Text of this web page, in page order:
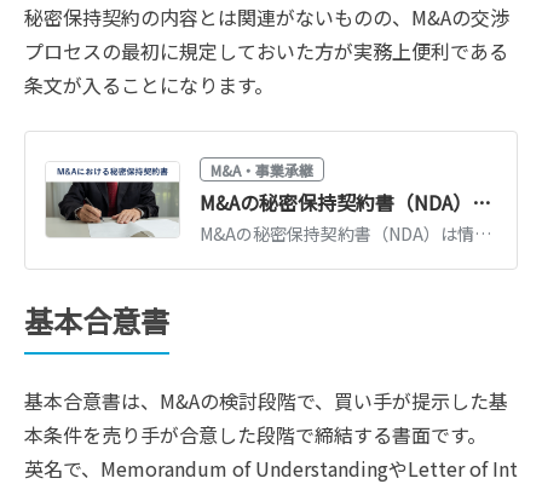
秘密保持契約の内容とは関連がないものの、M&Aの交渉
プロセスの最初に規定しておいた方が実務上便利である
条文が入ることになります。
M&A・事業承継
M&Aの秘密保持契約書（NDA）とは？ひな型・記載事項・注意点を解説
M&Aの秘密保持契約書（NDA）は情報漏えいを防ぐ最初の契約です。記載すべき条項（秘密情報の範囲・目的外使用の禁止・有効期間）、ひな型、締結時の注意点を解説します。
基本合意書
基本合意書は、M&Aの検討段階で、買い手が提示した基
本条件を売り手が合意した段階で締結する書面です。
英名で、Memorandum of UnderstandingやLetter of Int